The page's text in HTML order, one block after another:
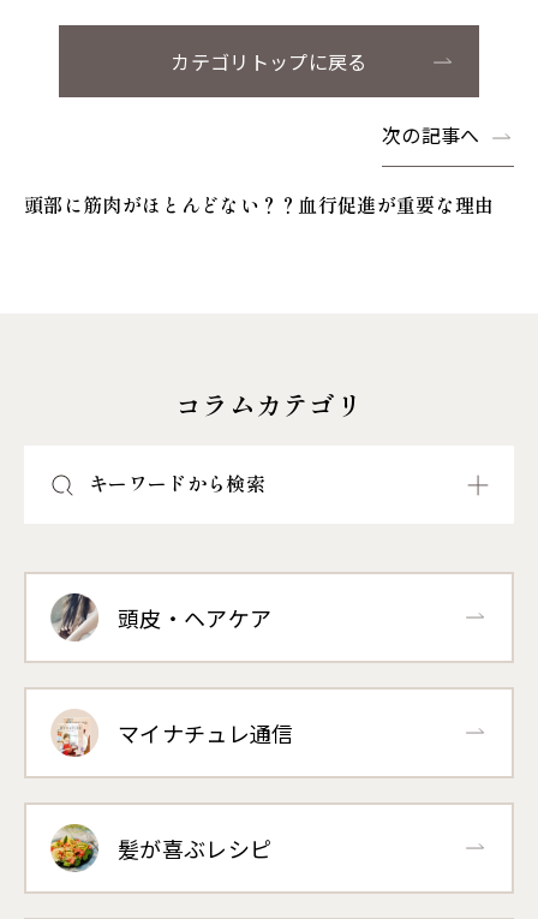
カテゴリトップに戻る
次の記事へ
頭部に筋肉がほとんどない？？血行促進が重要な理由
コラムカテゴリ
キーワードから検索
頭皮・ヘアケア
マイナチュレ通信
髪が喜ぶレシピ